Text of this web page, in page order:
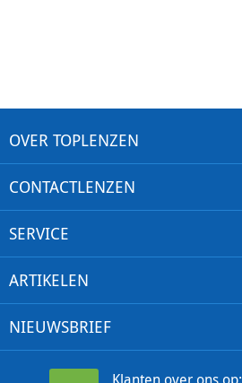
OVER TOPLENZEN
CONTACTLENZEN
SERVICE
ARTIKELEN
NIEUWSBRIEF